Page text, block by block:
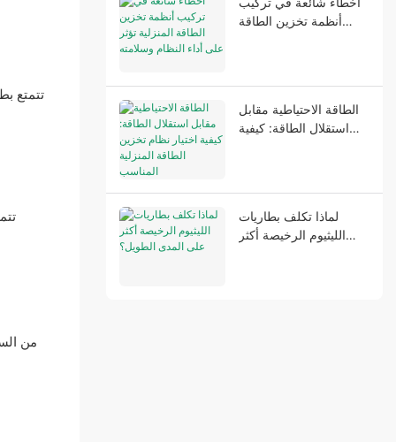
تتمتع
من
أنظمة تخزين الطاقة
الطاقة الاحتياطية مقابل
استقلال الطاقة: كيفية
لماذا تكلف بطاريات
الليثيوم الرخيصة أكثر